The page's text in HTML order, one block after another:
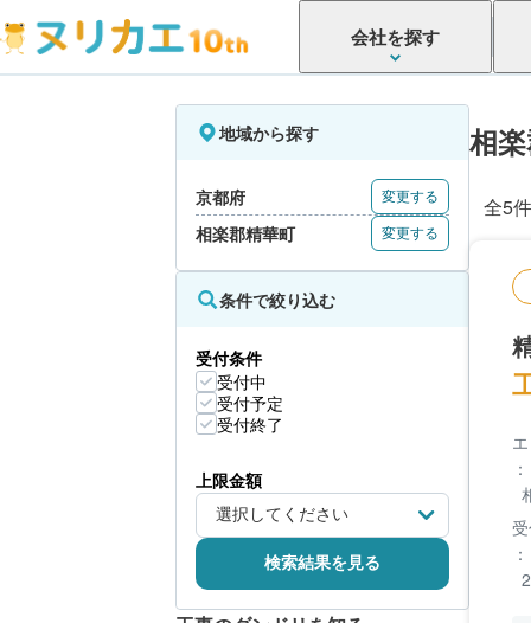
会社を探す
地域から探す
京都府 変更する
相楽郡精華町 変更する
条件で絞り込む
受付条件
受付中
受付予定
受付終了
上限金額
検索結果を見る
相
全5件
：
：